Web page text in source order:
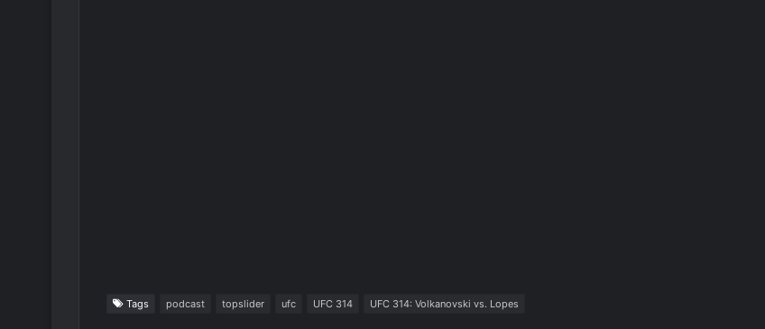
Tags podcast topslider ufc UFC 314 UFC 314: Volkanovski vs. Lopes